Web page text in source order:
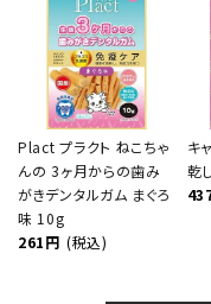
Plact プラクト ねこちゃ
んの 3ヶ月からの歯み
がきデンタルガム まぐろ
味 10g
261円 (税込)
キ
乾